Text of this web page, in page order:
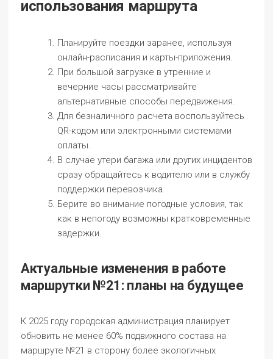
использования маршрута
Планируйте поездки заранее, используя
онлайн-расписания и карты-приложения.
При большой загрузке в утренние и
вечерние часы рассматривайте
альтернативные способы передвижения.
Для безналичного расчета воспользуйтесь
QR-кодом или электронными системами
оплаты.
В случае утери багажа или других инцидентов
сразу обращайтесь к водителю или в службу
поддержки перевозчика.
Берите во внимание погодные условия, так
как в непогоду возможны кратковременные
задержки.
Актуальные изменения в работе
маршрутки №21: планы на будущее
К 2025 году городская администрация планирует
обновить не менее 60% подвижного состава на
маршруте №21 в сторону более экологичных